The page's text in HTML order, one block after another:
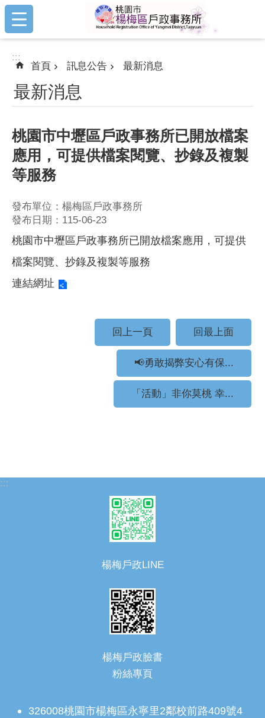
跳到主要內容區塊
:::
:::
首頁 訊息公告 最新消息
最新消息
桃園市中壢區戶政事務所已開放檔案
應用，可提供檔案閱覽、抄錄及複製
等服務
發布單位：楊梅區戶政事務所
發布日期：115-06-23
桃園市中壢區戶政事務所已開放檔案應用，可提供
檔案閱覽、抄錄及複製等服務
連結網址
回上一頁 回最上面
📢勇敢揭弊安心有保...
「活動」非你莫桃 幸...
:::
楊梅戶政LINE
楊梅戶政臉書
粉絲專頁
326008桃園市楊梅區永寧里2鄰校前路409號4